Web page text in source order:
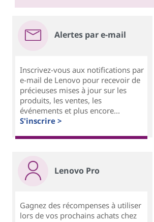
Alertes par e-mail
Inscrivez-vous aux notifications par
e-mail de Lenovo pour recevoir de
précieuses mises à jour sur les
produits, les ventes, les
événements et plus encore...
S'inscrire >
Lenovo Pro
Gagnez des récompenses à utiliser
lors de vos prochains achats chez